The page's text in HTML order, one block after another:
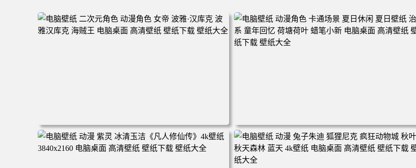
电脑壁纸 二次元角色 动漫角色 女帝 波雅·汉库克 波雅汉库
克 海贼王 电脑桌面 高清壁纸 壁纸下载 壁纸大全
电脑壁纸 动漫角色 卡通场景 夏日休闲 夏日壁纸 治愈系 童
年回忆 荷塘荷叶 蜡笔小新 电脑桌面 高清壁纸 壁纸下载 壁
纸大全